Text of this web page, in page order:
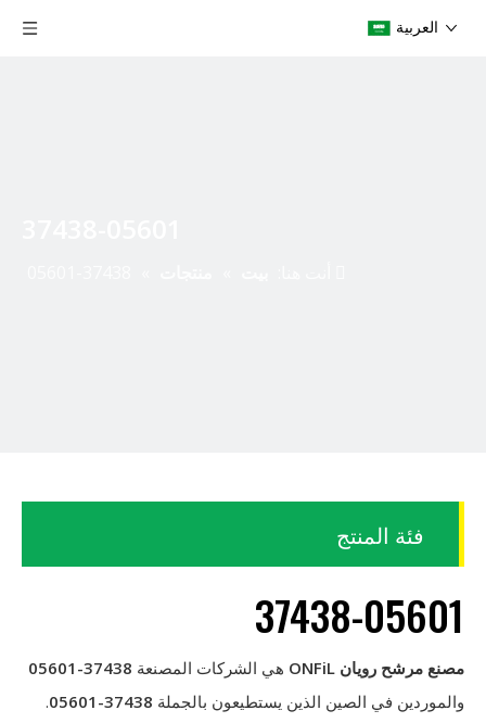
العربية
فئة المنتج
37438-05601
مصنع مرشح رويان ONFiL هي الشركات المصنعة 37438-05601
والموردين في الصين الذين يستطيعون بالجملة 37438-05601
.